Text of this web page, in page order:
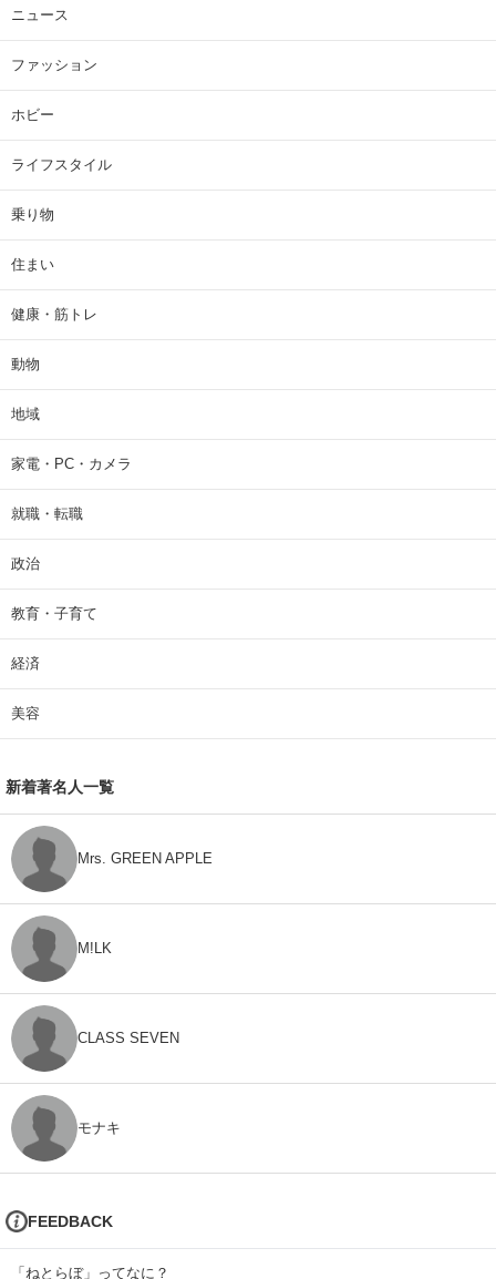
ニュース
ファッション
ホビー
ライフスタイル
乗り物
住まい
健康・筋トレ
動物
地域
家電・PC・カメラ
就職・転職
政治
教育・子育て
経済
美容
新着著名人一覧
Mrs. GREEN APPLE
M!LK
CLASS SEVEN
モナキ
FEEDBACK
「ねとらぼ」ってなに？